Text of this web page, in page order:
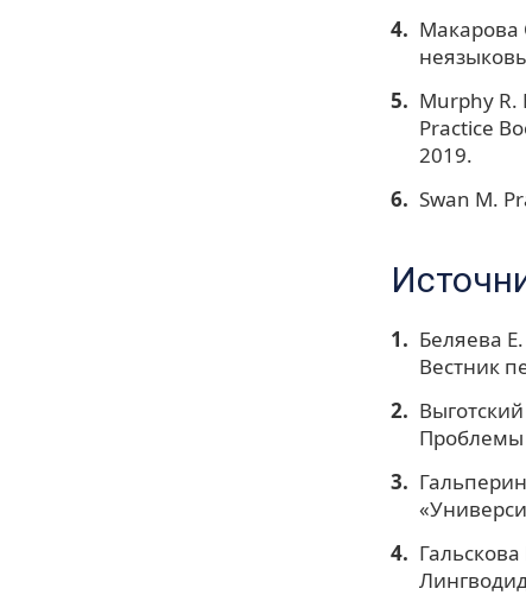
Макарова
Murphy R.
Practice
2019.
Swan M.
Беляева
Вестник
Проблемы